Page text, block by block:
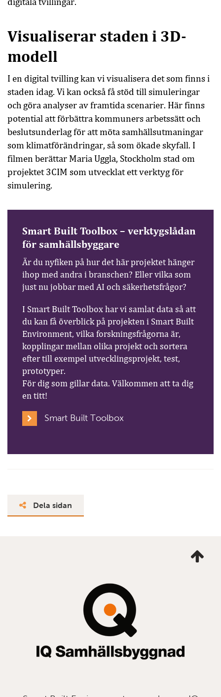
Visualiserar staden i 3D-
modell
I en digital tvilling kan vi visualisera det som finns i
staden idag. Vi kan också få stöd till simuleringar
och göra analyser av framtida scenarier. Här finns
potential att förbättra kommuners arbetssätt och
beslutsunderlag för att möta samhällsutmaningar
som klimatförändringar, så som ökade skyfall. I
filmen berättar Maria Uggla, Stockholm stad om
projektet 3CIM som utvecklat ett verktyg för
simulering.
Smart Built Toolbox – verktygslådan
för samhällsbyggare
Är du nyfiken på hur det här projektet hänger
ihop med andra i branschen? Eller vilka som
just nu jobbar med AI och säkerhetsfrågor?
I Smart Built Toolbox har vi samlat data så att
du kan få överblick på projekten i Smart Built
Environment, vilka forskningsfrågorna är,
kopplingar mellan olika projekt och sortera
efter till exempel utvecklingsprojekt, test,
prototyper.
För dig som gillar data. Välkommen att ta dig
en titt!
Smart Built Toolbox
Dela sidan
mig